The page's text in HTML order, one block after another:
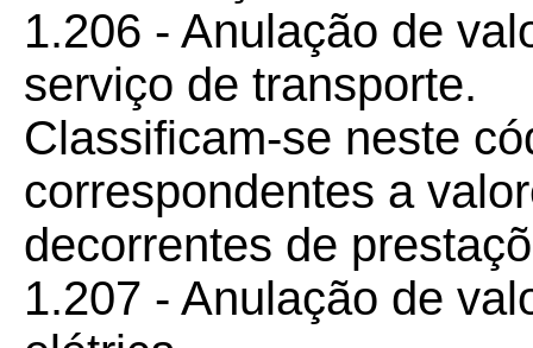
1.206 - Anulação de
serviço de transporte.
Classificam-se neste
correspondentes a
decorrentes de
1.207 - Anulação de